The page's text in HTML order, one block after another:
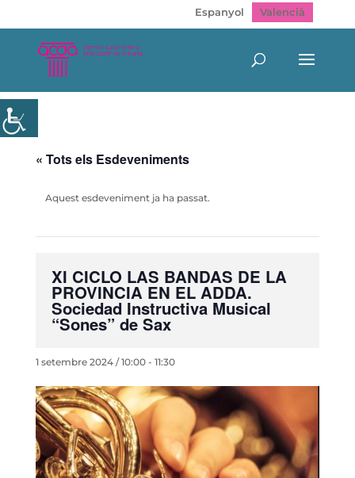
Espanyol Valencià
« Tots els Esdeveniments
Aquest esdeveniment ja ha passat.
XI CICLO LAS BANDAS DE LA
PROVINCIA EN EL ADDA.
Sociedad Instructiva Musical
“Sones” de Sax
1 setembre 2024 / 10:00- 11:30